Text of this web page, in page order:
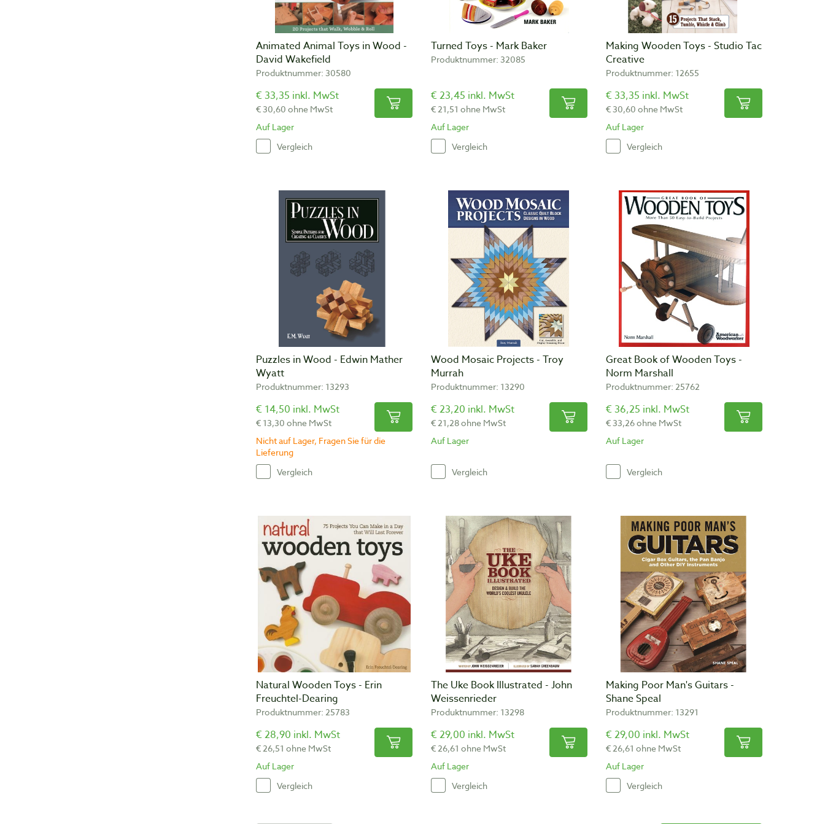
Animated Animal Toys in Wood -
David Wakefield
Produktnummer: 30580
€ 33,35 inkl. MwSt
€ 30,60 ohne MwSt
Auf Lager
Vergleich
Turned Toys - Mark Baker
Produktnummer: 32085
€ 23,45 inkl. MwSt
€ 21,51 ohne MwSt
Auf Lager
Vergleich
Making Wooden Toys - Studio Tac
Creative
Produktnummer: 12655
€ 33,35 inkl. MwSt
€ 30,60 ohne MwSt
Auf Lager
Vergleich
Puzzles in Wood - Edwin Mather
Wyatt
Produktnummer: 13293
€ 14,50 inkl. MwSt
€ 13,30 ohne MwSt
Nicht auf Lager, Fragen Sie für die
Lieferung
Vergleich
Wood Mosaic Projects - Troy
Murrah
Produktnummer: 13290
€ 23,20 inkl. MwSt
€ 21,28 ohne MwSt
Auf Lager
Vergleich
Great Book of Wooden Toys -
Norm Marshall
Produktnummer: 25762
€ 36,25 inkl. MwSt
€ 33,26 ohne MwSt
Auf Lager
Vergleich
Natural Wooden Toys - Erin
Freuchtel-Dearing
Produktnummer: 25783
€ 28,90 inkl. MwSt
€ 26,51 ohne MwSt
Auf Lager
Vergleich
The Uke Book Illustrated - John
Weissenrieder
Produktnummer: 13298
€ 29,00 inkl. MwSt
€ 26,61 ohne MwSt
Auf Lager
Vergleich
Making Poor Man's Guitars -
Shane Speal
Produktnummer: 13291
€ 29,00 inkl. MwSt
€ 26,61 ohne MwSt
Auf Lager
Vergleich